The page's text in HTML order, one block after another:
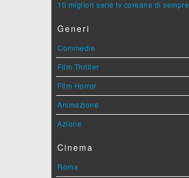
10 migliori serie tv coreane di sempre
Generi
Commedie
Film Thriller
Film Horror
Animazione
Azione
Cinema
Roma